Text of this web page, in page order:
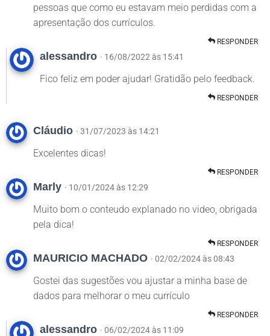
pessoas que como eu estavam meio perdidas com a
apresentação dos currículos.
RESPONDER
alessandro · 16/08/2022 às 15:41
Fico feliz em poder ajudar! Gratidão pelo feedback.
RESPONDER
Cláudio · 31/07/2023 às 14:21
Excelentes dicas!
RESPONDER
Marly · 10/01/2024 às 12:29
Muito bom o conteudo explanado no video, obrigada
pela dica!
RESPONDER
MAURICIO MACHADO · 02/02/2024 às 08:43
Gostei das sugestões vou ajustar a minha base de
dados para melhorar o meu currículo
RESPONDER
alessandro · 06/02/2024 às 11:09